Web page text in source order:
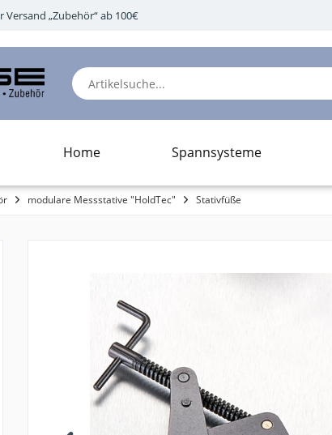
Versand „Zubehör“ ab 100€
Home Spannsysteme
modulare Messstative "HoldTec" Stativfüße